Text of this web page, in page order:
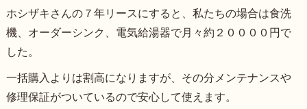
ホシザキさんの７年リースにすると、私たちの場合は食洗
機、オーダーシンク、電気給湯器で月々約２００００円で
した。
一括購入よりは割高になりますが、その分メンテナンスや
修理保証がついているので安心して使えます。